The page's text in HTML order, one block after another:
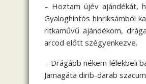
– Hoztam újév ajándékát,
Gyaloghintós hinriksámból
ritkaművű ajándékom,
arcod előtt szégyenkezve.
– Drágább nékem lélekbeli
Jamagáta dirib-darab